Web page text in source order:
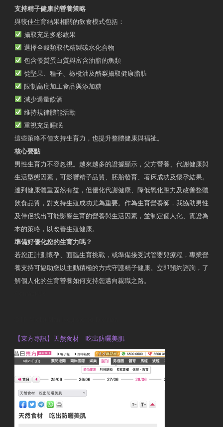
支持精子健康的營養策略
與較佳生育結果相關的飲食模式包括：
攝取充足多彩蔬果
選擇全穀類取代精製碳水化合物
包含優質蛋白質與富含油脂的魚類
從堅果、種子、橄欖油及酪梨攝取健康脂肪
限制高度加工食品與添加糖
減少過量飲酒
維持規律體能活動
重視充足睡眠
這些策略不僅支持生育力，也提升整體健康與福祉。
核心要點
男性生育力不容忽視。越來越多的證據顯示，父方營養、代謝健康與
生活型態因素，可影響精子品質、胚胎發育、著床成功及懷孕結果。
達到健康體重固然有益，但優化代謝健康、降低氧化壓力及改善整體
飲食品質，對支持生殖成功尤為重要。作為生育營養師，我協助男性
及伴侶找出可能影響生育的營養與生活因素，並制定個人化、實證為
本的策略，以改善生殖健康。
準備好優化您的生育力嗎？
若您正計劃懷孕、面臨生育挑戰，或準備接受試管嬰兒療程，專業營
養支持可協助您以主動積極的方式守護精子健康。立即預約諮詢，了
解個人化的生育營養如何支持您邁向親職之路。
【東方專訊】天然食材 吃出防曬美肌